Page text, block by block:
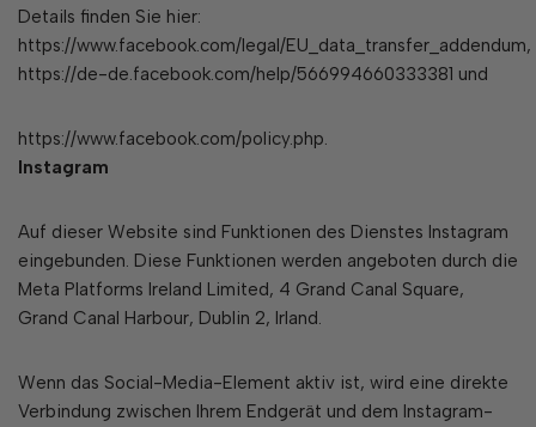
Details finden Sie hier:
https://www.facebook.com/legal/EU_data_transfer_addendum,
https://de-de.facebook.com/help/566994660333381 und
https://www.facebook.com/policy.php.
Instagram
Auf dieser Website sind Funktionen des Dienstes Instagram
eingebunden. Diese Funktionen werden angeboten durch die
Meta Platforms Ireland Limited, 4 Grand Canal Square,
Grand Canal Harbour, Dublin 2, Irland.
Wenn das Social-Media-Element aktiv ist, wird eine direkte
Verbindung zwischen Ihrem Endgerät und dem Instagram-